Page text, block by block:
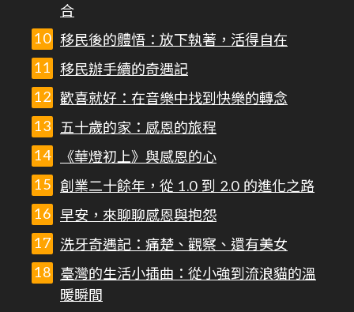
合
移民後的體悟：放下執著，活得自在
移民辦手續的奇遇記
歡喜就好：在音樂中找到快樂的轉念
五十歲的家：感恩的旅程
《華燈初上》與感恩的心
創業二十餘年，從 1.0 到 2.0 的進化之路
早安，來聊聊感恩與抱怨
洗牙奇遇記：痛楚、觀察、還有美女
臺灣的生活小插曲：從小強到流浪貓的溫
暖瞬間